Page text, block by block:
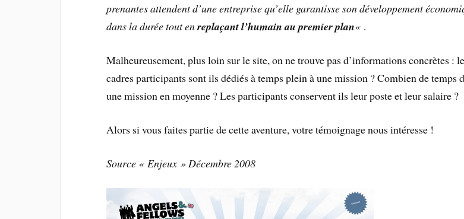
prenantes attendent d’une entreprise qu’elle garantisse son développement
dans la durée tout enreplaçant l’humain au premier plan« .
Malheureusement, plus loin sur le site, on ne trouve pas d’informations concrètes :
cadres participants sont ils dédiés à temps plein à une mission ? Combien de temps
une mission en moyenne ? Les participants conservent ils leur poste et leur salaire ?
Alors si vous faites partie de cette aventure, votre témoignage nous intéresse !
Source « Enjeux » Décembre 2008